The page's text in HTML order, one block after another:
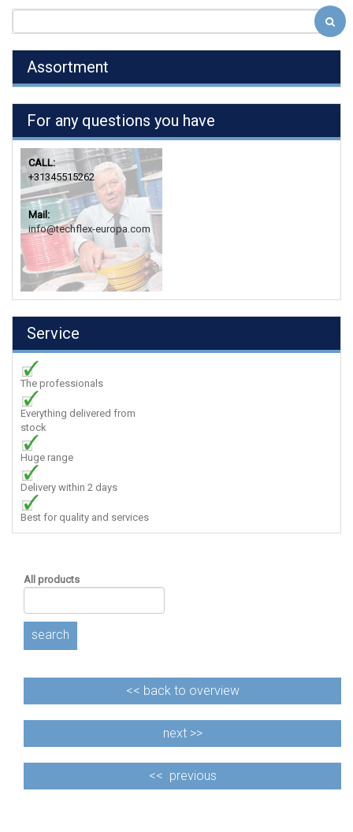
Assortment
For any questions you have
CALL:
+31345515262
Mail:
info@techflex-europa.com
Service
The professionals
Everything delivered from
stock
Huge range
Delivery within 2 days
Best for quality and services
All products
search
<< back to overview
next >>
<< previous